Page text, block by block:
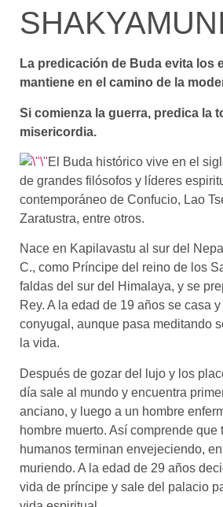
La predicación de Buda evita los
mantiene en el camino de la
Si comienza la guerra, predica la
misericordia.
El Buda histórico vive en el
de grandes filósofos y líderes
contemporáneo de Confucio, Lao
Zaratustra, entre otros.
Nace en Kapilavastu al sur del
C., como Príncipe del reino de los
faldas del sur del Himalaya, y se
Rey. A la edad de 19 años se casa
conyugal, aunque pasa meditando
la vida.
Después de gozar del lujo y los
día sale al mundo y encuentra
anciano, y luego a un hombre
hombre muerto. Así comprende que
humanos terminan envejeciendo,
muriendo. A la edad de 29 años
vida de príncipe y sale del palacio